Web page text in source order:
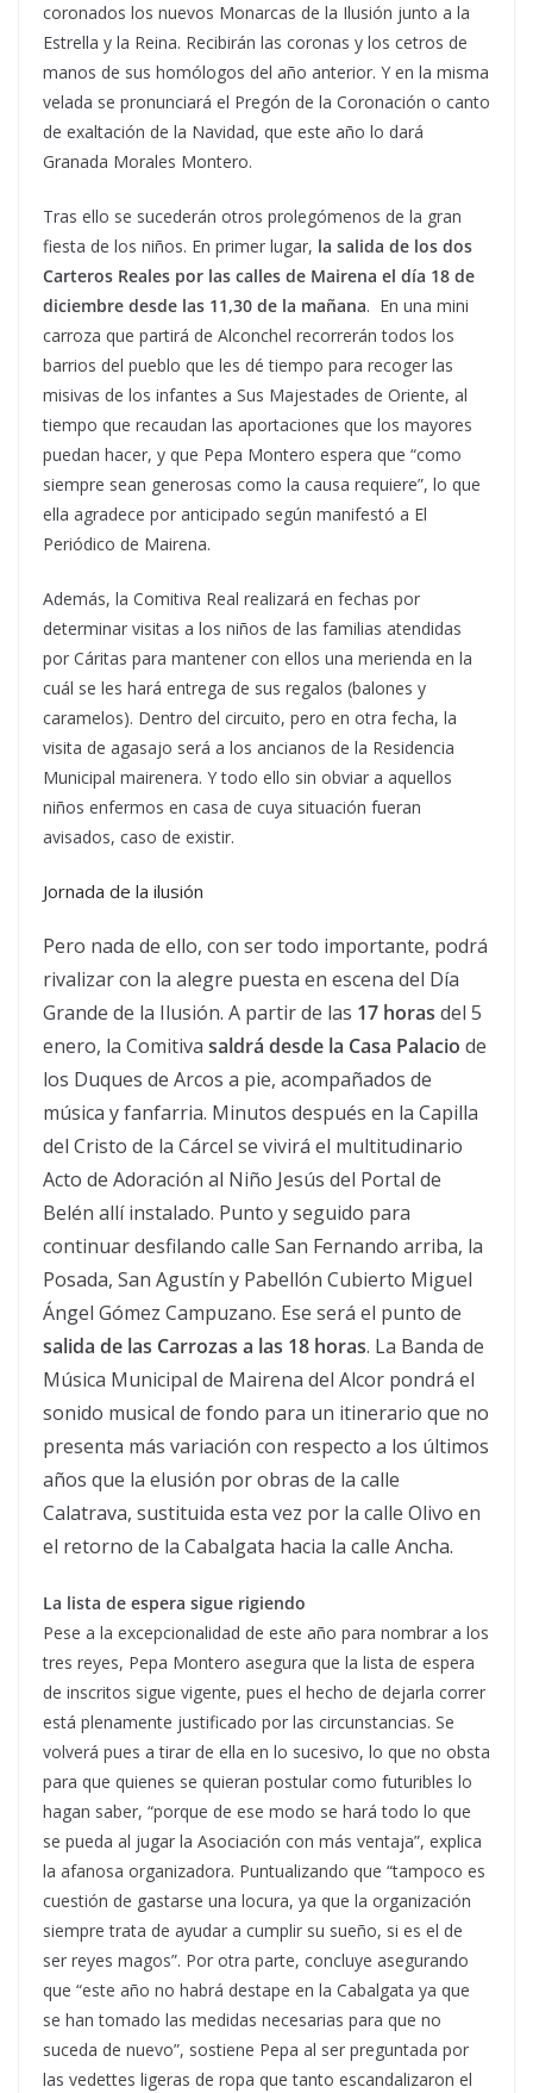
coronados los nuevos Monarcas de la Ilusión junto a la
Estrella y la Reina. Recibirán las coronas y los cetros de
manos de sus homólogos del año anterior. Y en la misma
velada se pronunciará el Pregón de la Coronación o canto
de exaltación de la Navidad, que este año lo dará
Granada Morales Montero.
Tras ello se sucederán otros prolegómenos de la gran
fiesta de los niños. En primer lugar, la salida de los dos
Carteros Reales por las calles de Mairena el día 18 de
diciembre desde las 11,30 de la mañana. En una mini
carroza que partirá de Alconchel recorrerán todos los
barrios del pueblo que les dé tiempo para recoger las
misivas de los infantes a Sus Majestades de Oriente, al
tiempo que recaudan las aportaciones que los mayores
puedan hacer, y que Pepa Montero espera que “como
siempre sean generosas como la causa requiere”, lo que
ella agradece por anticipado según manifestó a El
Periódico de Mairena.
Además, la Comitiva Real realizará en fechas por
determinar visitas a los niños de las familias atendidas
por Cáritas para mantener con ellos una merienda en la
cuál se les hará entrega de sus regalos (balones y
caramelos). Dentro del circuito, pero en otra fecha, la
visita de agasajo será a los ancianos de la Residencia
Municipal mairenera. Y todo ello sin obviar a aquellos
niños enfermos en casa de cuya situación fueran
avisados, caso de existir.
Jornada de la ilusión
Pero nada de ello, con ser todo importante, podrá
rivalizar con la alegre puesta en escena del Día
Grande de la Ilusión. A partir de las 17 horas del 5
enero, la Comitiva saldrá desde la Casa Palacio de
los Duques de Arcos a pie, acompañados de
música y fanfarria. Minutos después en la Capilla
del Cristo de la Cárcel se vivirá el multitudinario
Acto de Adoración al Niño Jesús del Portal de
Belén allí instalado. Punto y seguido para
continuar desfilando calle San Fernando arriba, la
Posada, San Agustín y Pabellón Cubierto Miguel
Ángel Gómez Campuzano. Ese será el punto de
salida de las Carrozas a las 18 horas. La Banda de
Música Municipal de Mairena del Alcor pondrá el
sonido musical de fondo para un itinerario que no
presenta más variación con respecto a los últimos
años que la elusión por obras de la calle
Calatrava, sustituida esta vez por la calle Olivo en
el retorno de la Cabalgata hacia la calle Ancha.
La lista de espera sigue rigiendo
Pese a la excepcionalidad de este año para nombrar a los
tres reyes, Pepa Montero asegura que la lista de espera
de inscritos sigue vigente, pues el hecho de dejarla correr
está plenamente justificado por las circunstancias. Se
volverá pues a tirar de ella en lo sucesivo, lo que no obsta
para que quienes se quieran postular como futuribles lo
hagan saber, “porque de ese modo se hará todo lo que
se pueda al jugar la Asociación con más ventaja”, explica
la afanosa organizadora. Puntualizando que “tampoco es
cuestión de gastarse una locura, ya que la organización
siempre trata de ayudar a cumplir su sueño, si es el de
ser reyes magos”. Por otra parte, concluye asegurando
que “este año no habrá destape en la Cabalgata ya que
se han tomado las medidas necesarias para que no
suceda de nuevo”, sostiene Pepa al ser preguntada por
las vedettes ligeras de ropa que tanto escandalizaron el